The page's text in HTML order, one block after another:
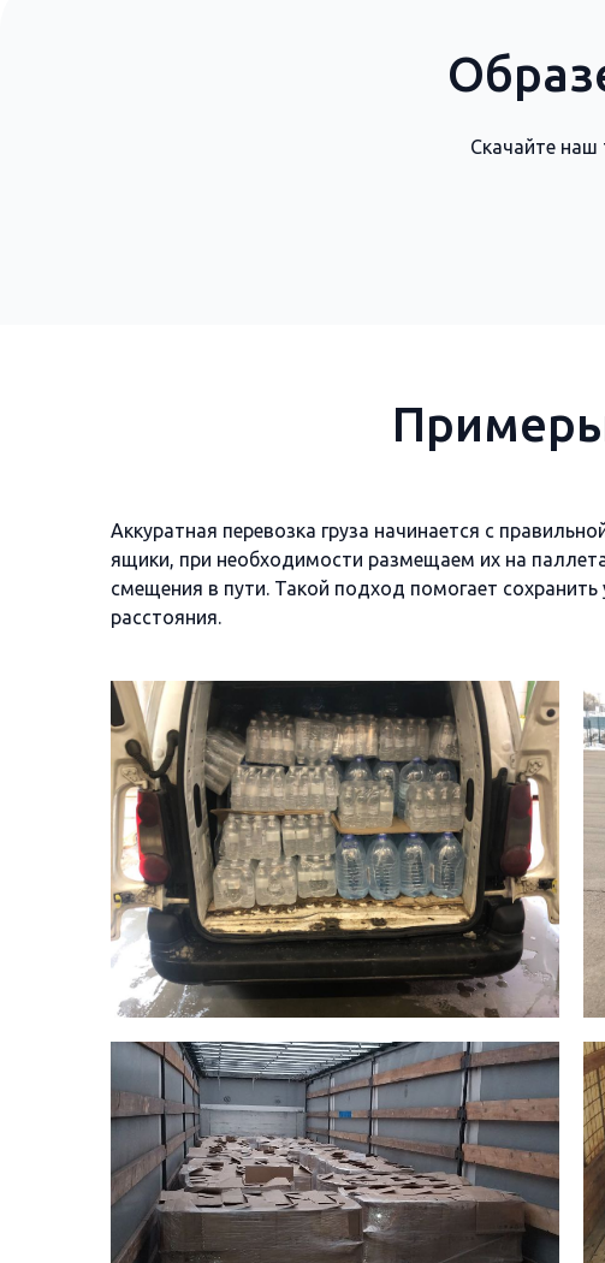
Скачайте наш
Аккуратная перевозка груза начинается с
ящики, при необходимости размещаем их на
смещения в пути. Такой подход помогает
расстояния.